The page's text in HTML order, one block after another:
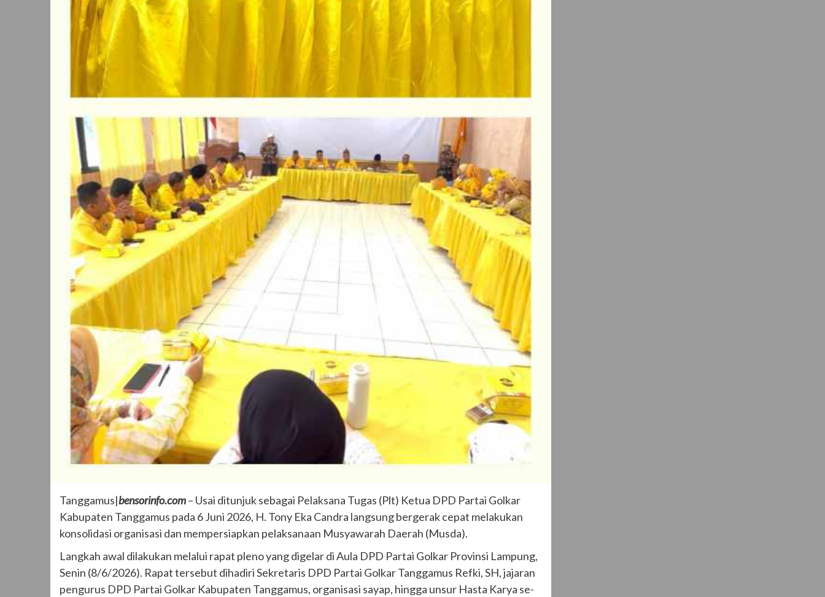
Tanggamus|bensorinfo.com– Usai ditunjuk sebagai Pelaksana Tugas (Plt) Ketua DPD Partai Golkar
Kabupaten Tanggamus pada 6 Juni 2026, H. Tony Eka Candra langsung bergerak cepat melakukan
konsolidasi organisasi dan mempersiapkan pelaksanaan Musyawarah Daerah (Musda).
Langkah awal dilakukan melalui rapat pleno yang digelar di Aula DPD Partai Golkar Provinsi Lampung,
Senin (8/6/2026). Rapat tersebut dihadiri Sekretaris DPD Partai Golkar Tanggamus Refki, SH, jajaran
pengurus DPD Partai Golkar Kabupaten Tanggamus, organisasi sayap, hingga unsur Hasta Karya se-